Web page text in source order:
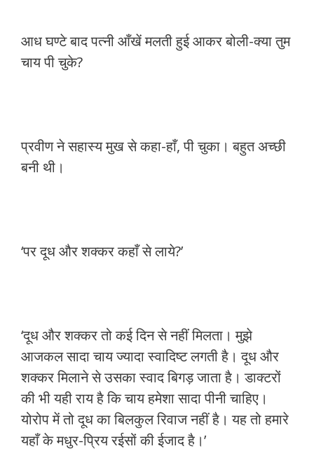
आध घण्टे बाद पत्नी आँखें मलती हुई आकर बोली-क्या तुम
चाय पी चुके?
प्रवीण ने सहास्य मुख से कहा-हाँ, पी चुका। बहुत अच्छी
बनी थी।
‘पर दूध और शक्कर कहाँ से लाये?’
‘दूध और शक्कर तो कई दिन से नहीं मिलता। मुझे
आजकल सादा चाय ज्यादा स्वादिष्ट लगती है। दूध और
शक्कर मिलाने से उसका स्वाद बिगड़ जाता है। डाक्टरों
की भी यही राय है कि चाय हमेशा सादा पीनी चाहिए।
योरोप में तो दूध का बिलकुल रिवाज नहीं है। यह तो हमारे
यहाँ के मधुर-प्रिय रईसों की ईजाद है।’